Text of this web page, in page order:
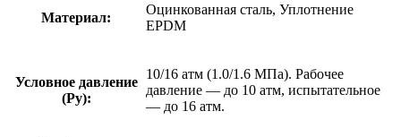
Материал:
Оцинкованная сталь, Уплотнение
EPDM
Условное давление
(Ру):
10/16 атм (1.0/1.6 МПа). Рабочее
давление — до 10 атм, испытательное
— до 16 атм.